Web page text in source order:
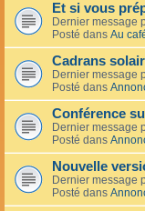
Et si vous
Dernier message
Posté dans Au
Cadrans
Dernier message
Posté dans
Conférence
Dernier message
Posté dans
Nouvelle
Dernier message
Posté dans